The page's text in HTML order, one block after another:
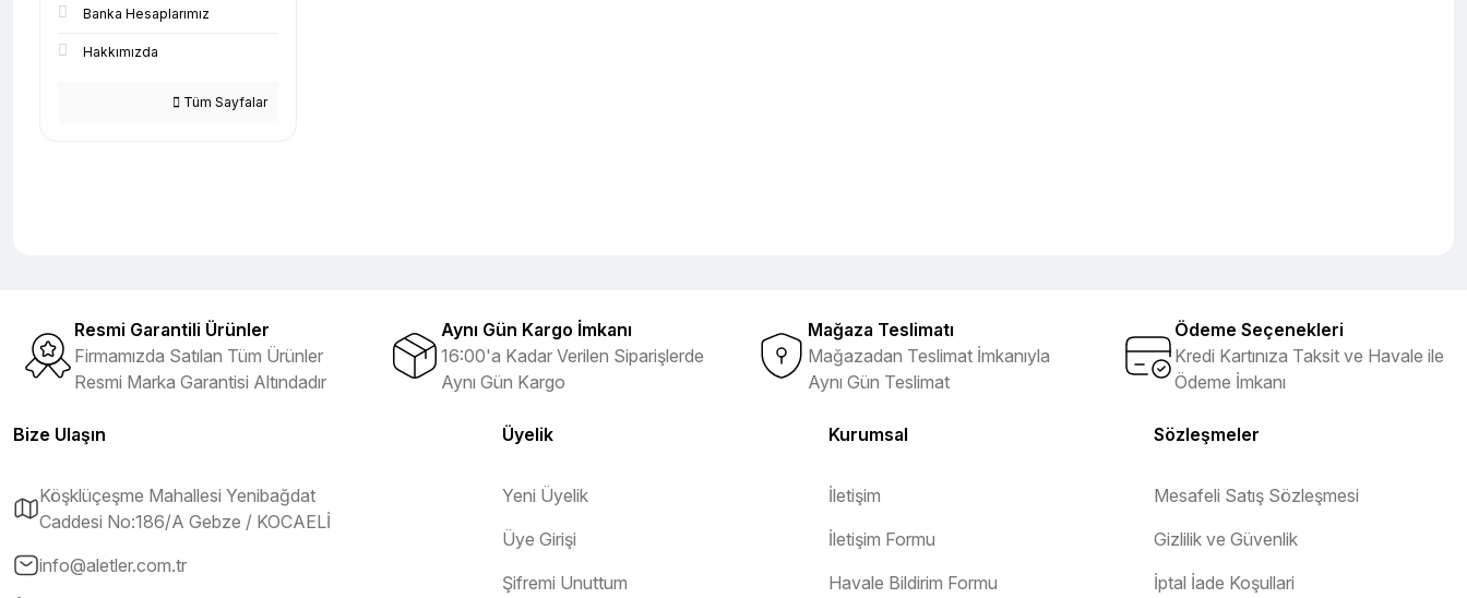
Banka Hesaplarımız
Hakkımızda
Tüm Sayfalar
Resmi Garantili Ürünler
Firmamızda Satılan Tüm Ürünler
Resmi Marka Garantisi Altındadır
Aynı Gün Kargo İmkanı
16:00'a Kadar Verilen Siparişlerde
Aynı Gün Kargo
Mağaza Teslimatı
Mağazadan Teslimat İmkanıyla
Aynı Gün Teslimat
Ödeme Seçenekleri
Kredi Kartınıza Taksit ve Havale ile
Ödeme İmkanı
Bize Ulaşın
Köşklüçeşme Mahallesi Yenibağdat
Caddesi No:186/A Gebze / KOCAELİ
info@aletler.com.tr
Üyelik
Yeni Üyelik
Üye Girişi
Şifremi Unuttum
Kurumsal
İletişim
İletişim Formu
Havale Bildirim Formu
Sözleşmeler
Mesafeli Satış Sözleşmesi
Gizlilik ve Güvenlik
İptal İade Koşullari